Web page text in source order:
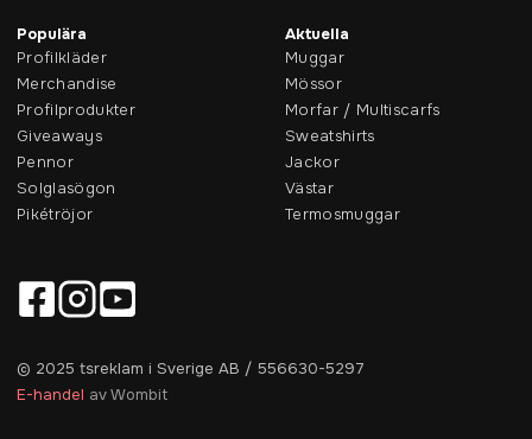
Populära
Profilkläder
Merchandise
Profilprodukter
Giveaways
Pennor
Solglasögon
Pikétröjor
Aktuella
Muggar
Mössor
Morfar / Multiscarfs
Sweatshirts
Jackor
Västar
Termosmuggar
© 2025 tsreklam i Sverige AB / 556630-5297
E-handel av Wombit